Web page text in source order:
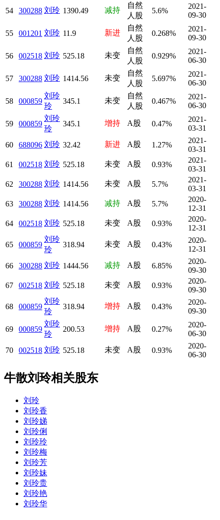
54 300288 刘玲 1390.49 减持
自然
人股
5.6%
2021-
09-30
55 001201 刘玲 11.9 新进
自然
人股
0.268%
2021-
09-30
56 002518 刘玲 525.18 未变
自然
人股
0.929%
2021-
06-30
57 300288 刘玲 1414.56 未变
自然
人股
5.697%
2021-
06-30
58 000859
刘玲
玲
345.1 未变
自然
人股
0.467%
2021-
06-30
59 000859
刘玲
玲
345.1 增持 A股 0.47%
2021-
03-31
60
688096 刘玲 32.42 新进 A股 1.27%
2021-
03-31
61
002518 刘玲 525.18 未变 A股 0.93%
2021-
03-31
62
300288 刘玲 1414.56 未变 A股 5.7%
2021-
03-31
63
300288 刘玲 1414.56 减持 A股 5.7%
2020-
12-31
64
002518 刘玲 525.18 未变 A股 0.93%
2020-
12-31
65
000859
刘玲
玲
318.94 未变 A股 0.43%
2020-
12-31
66
300288 刘玲 1444.56 减持 A股 6.85%
2020-
09-30
67
002518 刘玲 525.18 未变 A股 0.93%
2020-
09-30
68
000859
刘玲
玲
318.94 增持 A股 0.43%
2020-
09-30
69 000859
刘玲
玲
200.53 增持 A股 0.27%
2020-
06-30
70
002518 刘玲 525.18 未变 A股 0.93%
2020-
06-30
牛散刘玲相关股东
刘玲
刘玲香
刘玲娣
刘玲俐
刘玲玲
刘玲梅
刘玲芳
刘玲妹
刘玲贵
刘玲艳
刘玲华